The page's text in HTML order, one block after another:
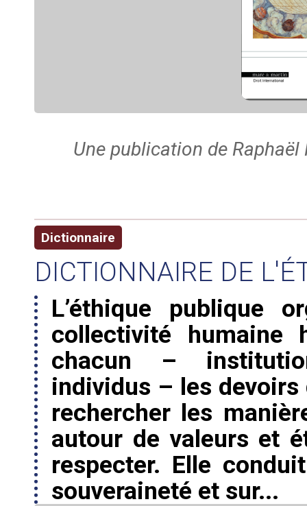
Une publication de
Dictionnaire
DICTIONNAIRE DE
L’éthique publique
collectivité humaine
chacun –
individus – les
rechercher les
autour de valeurs et
respecter. Elle
souveraineté et sur...